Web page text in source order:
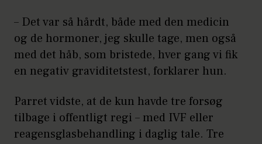
– Det var så hårdt, både med den medicin
og de hormoner, jeg skulle tage, men også
med det håb, som bristede, hver gang vi fik
en negativ graviditetstest, forklarer hun.
Parret vidste, at de kun havde tre forsøg
tilbage i offentligt regi – med IVF eller
reagensglasbehandling i daglig tale. Tre